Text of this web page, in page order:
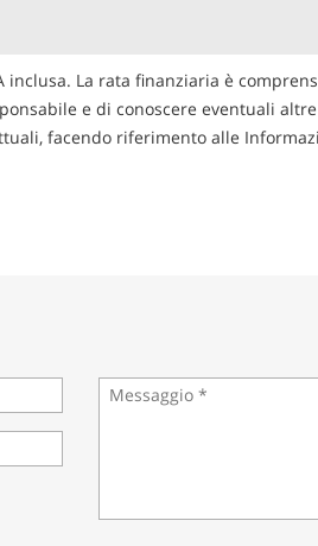
La rata finanziaria è
e di conoscere eventuali
facendo riferimento alle